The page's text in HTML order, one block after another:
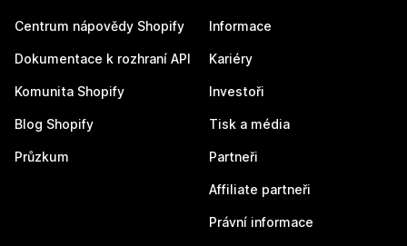
Centrum nápovědy Shopify
Dokumentace k rozhraní API
Komunita Shopify
Blog Shopify
Průzkum
Informace
Kariéry
Investoři
Tisk a média
Partneři
Affiliate partneři
Právní informace